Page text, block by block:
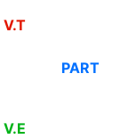
V.T
PART
V.E